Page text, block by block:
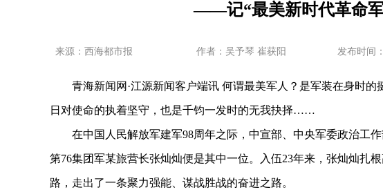
——记“最美新时代革命
来源： 西海都市报 作者： 吴予琴 崔获阳 发布时间
青海新闻网·江源新闻客户端讯 何谓最美军人？是军装在身时的
日对使命的执着坚守，也是千钧一发时的无我抉择……
在中国人民解放军建军98周年之际，中宣部、中央军委政治工作
第76集团军某旅营长张灿灿便是其中一位。入伍23年来，张灿灿扎
路，走出了一条聚力强能、谋战胜战的奋进之路。